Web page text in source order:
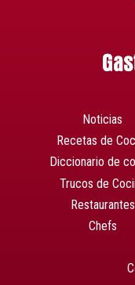
Noticias
Recetas de
Diccionario de
Trucos de
Restaurantes
Chefs